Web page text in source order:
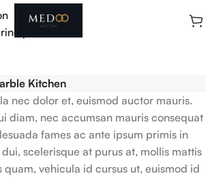
Kitchen
nec dolor et, euismod auctor mauris.
diam, nec accumsan mauris consequat
fames ac ante ipsum primis in
scelerisque at purus at, mollis mattis
quam, vehicula id cursus ut, euismod id